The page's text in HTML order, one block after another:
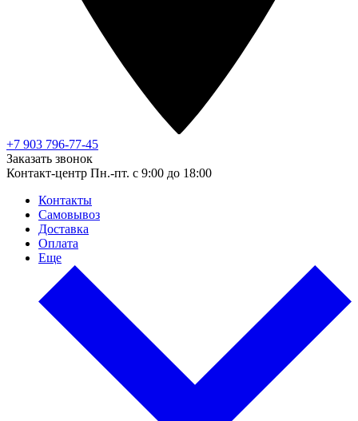
+7 903 796-77-45
Заказать звонок
Контакт-центр Пн.-пт. с 9:00 до 18:00
Контакты
Самовывоз
Доставка
Оплата
Еще